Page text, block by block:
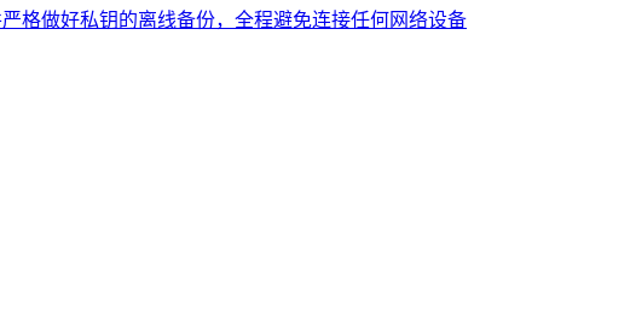
格做好私钥的离线备份，全程避免连接任何网络设备